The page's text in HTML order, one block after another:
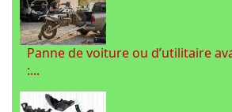
Panne de voiture ou d’utilitaire
:...